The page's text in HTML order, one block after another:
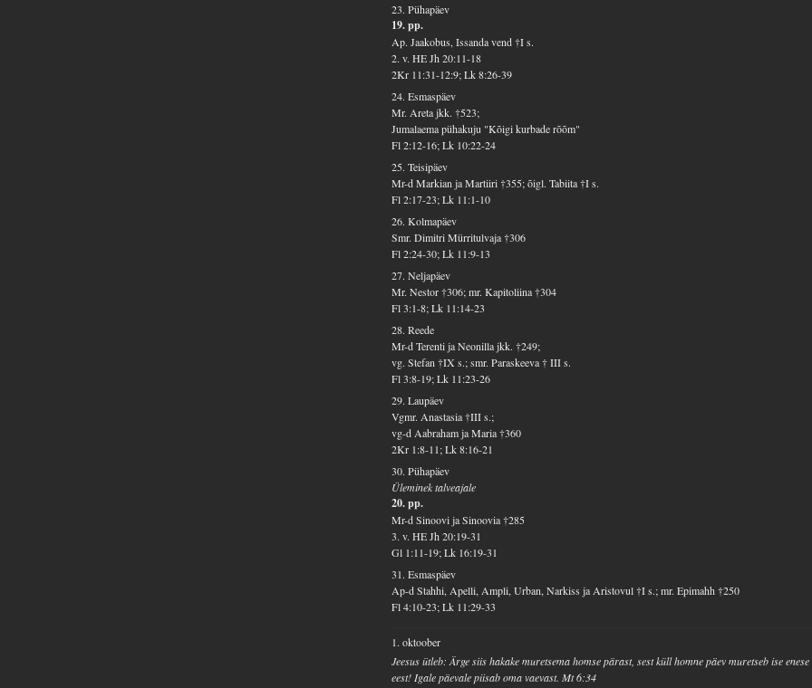
23. Pühapäev
19. pp.
Ap. Jaakobus, Issanda vend †I s.
2. v. HE Jh 20:11-18
2Kr 11:31-12:9; Lk 8:26-39
24. Esmaspäev
Mr. Areta jkk. †523;
Jumalaema pühakuju "Kõigi kurbade rõõm"
Fl 2:12-16; Lk 10:22-24
25. Teisipäev
Mr-d Markian ja Martiiri †355; õigl. Tabiita †I s.
Fl 2:17-23; Lk 11:1-10
26. Kolmapäev
Smr. Dimitri Mürritulvaja †306
Fl 2:24-30; Lk 11:9-13
27. Neljapäev
Mr. Nestor †306; mr. Kapitoliina †304
Fl 3:1-8; Lk 11:14-23
28. Reede
Mr-d Terenti ja Neonilla jkk. †249;
vg. Stefan †IX s.; smr. Paraskeeva † III s.
Fl 3:8-19; Lk 11:23-26
29. Laupäev
Vgmr. Anastasia †III s.;
vg-d Aabraham ja Maria †360
2Kr 1:8-11; Lk 8:16-21
30. Pühapäev
Üleminek talveajale
20. pp.
Mr-d Sinoovi ja Sinoovia †285
3. v. HE Jh 20:19-31
Gl 1:11-19; Lk 16:19-31
31. Esmaspäev
Ap-d Stahhi, Apelli, Ampli, Urban, Narkiss ja Aristovul †I s.; mr. Epimahh †250
Fl 4:10-23; Lk 11:29-33
1. oktoober
Jeesus ütleb: Ärge siis hakake muretsema homse pärast, sest küll homne päev muretseb ise enese
eest! Igale päevale piisab oma vaevast. Mt 6:34